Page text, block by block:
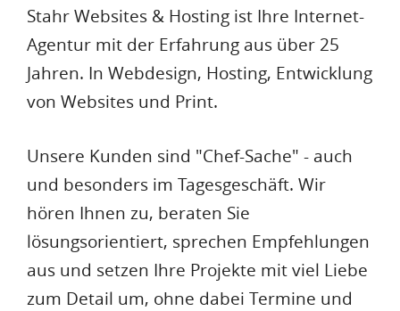
Stahr Websites & Hosting ist Ihre Internet-
Agentur mit der Erfahrung aus über 25
Jahren. In Webdesign, Hosting, Entwicklung
von Websites und Print.
Unsere Kunden sind "Chef-Sache" - auch
und besonders im Tagesgeschäft. Wir
hören Ihnen zu, beraten Sie
lösungsorientiert, sprechen Empfehlungen
aus und setzen Ihre Projekte mit viel Liebe
zum Detail um, ohne dabei Termine und